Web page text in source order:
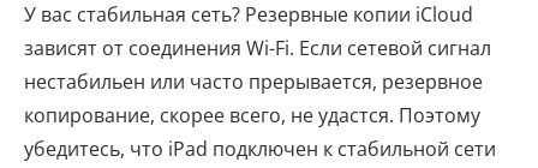
У вас стабильная сеть? Резервные копии iCloud
зависят от соединения Wi-Fi. Если сетевой сигнал
нестабильен или часто прерывается, резервное
копирование, скорее всего, не удастся. Поэтому
убедитесь, что iPad подключен к стабильной сети